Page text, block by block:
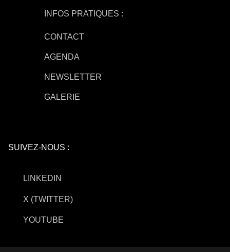
INFOS PRATIQUES :
CONTACT
AGENDA
NEWSLETTER
GALERIE
SUIVEZ-NOUS :
LINKEDIN
X (TWITTER)
YOUTUBE